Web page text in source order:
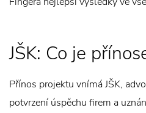
JŠK: Co je
Přínos projektu vnímá JŠK,
potvrzení úspěchu firem a